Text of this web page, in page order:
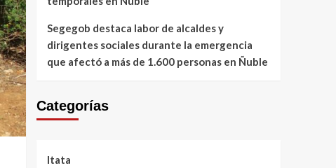
Segegob destaca labor de alcaldes y
dirigentes sociales durante la emergencia
que afectó a más de 1.600 personas en Ñuble
Categorías
Itata